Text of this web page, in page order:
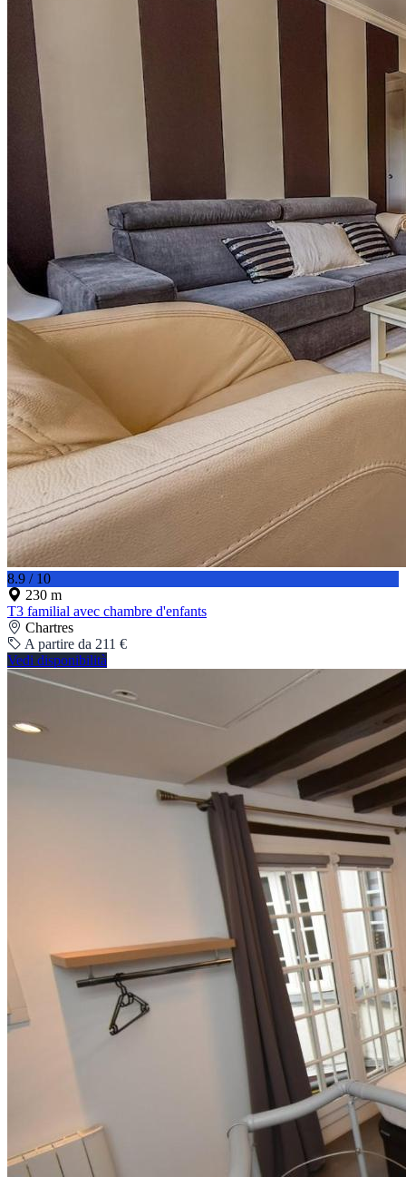
8.9 / 10
230 m
T3 familial avec chambre d'enfants
Chartres
A partire da 211 €
Vedi disponibilità